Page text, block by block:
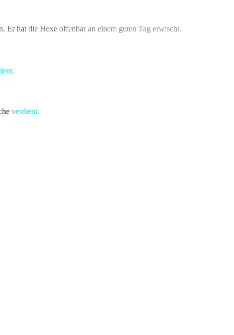
Er hat die Hexe offenbar an einem guten Tag erwischt.
he verdient.